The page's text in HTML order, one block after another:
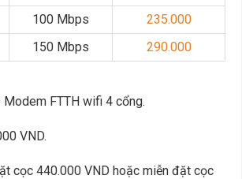
100 Mbps
235.000
150 Mbps 290.000
Modem FTTH wifi 4 cổng.
VND.
cọc 440.000 VND hoặc miễn đặt cọc